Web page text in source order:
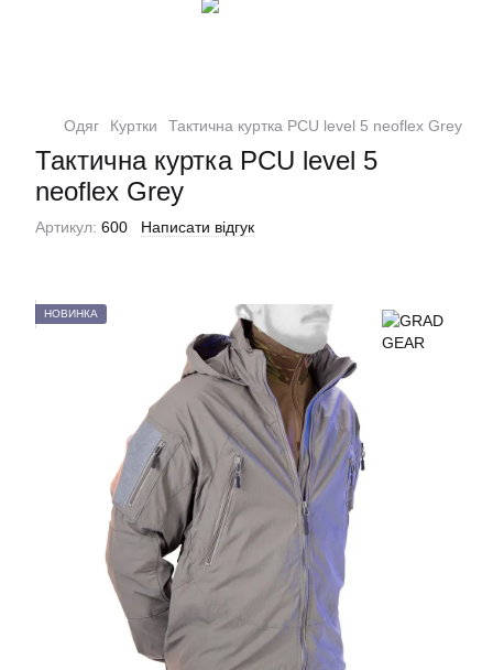
Одяг Куртки Тактична куртка PCU level 5 neoflex Grey
Тактична куртка PCU level 5
neoflex Grey
Артикул: 600 Написати відгук
НОВИНКА